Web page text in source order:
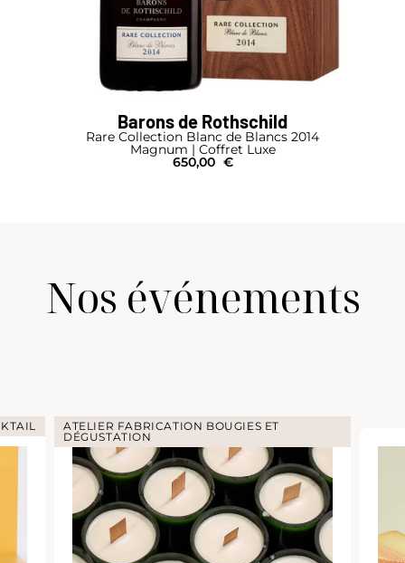
Barons de Rothschild
Rare Collection Blanc de Blancs 2014
Magnum | Coffret Luxe
650,00 €
Nos événements
ATELIER FABRICATION BOUGIES ET
DÉGUSTATION